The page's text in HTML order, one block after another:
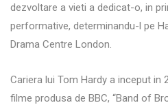
dezvoltare a vieti a dedicat-o, in
performative, determinandu-l pe
Drama Centre London.
Cariera lui Tom Hardy a inceput in
filme produsa de BBC, “Band of